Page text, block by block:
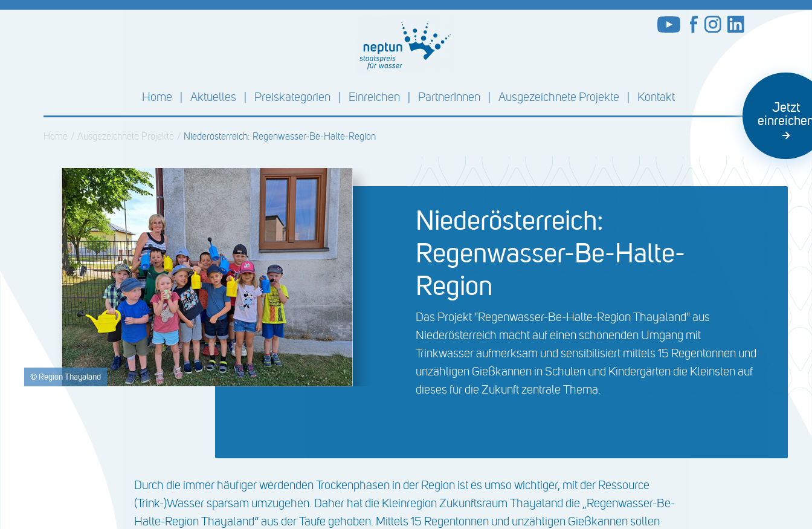
Jetzt
Home Aktuelles Preiskategorien Einreichen PartnerInnen Ausgezeichnete Projekte Kontakt
Home / Ausgezeichnete Projekte / Niederösterreich: Regenwasser-Be-Halte-Region
© Region Thayaland
Niederösterreich:
Regenwasser-Be-Halte-
Region
Das Projekt "Regenwasser-Be-Halte-Region Thayaland" aus
Niederösterreich macht auf einen schonenden Umgang mit
Trinkwasser aufmerksam und sensibilisiert mittels 15 Regentonnen und
unzähligen Gießkannen in Schulen und Kindergärten die Kleinsten auf
dieses für die Zukunft zentrale Thema.
Durch die immer häufiger werdenden Trockenphasen in der Region ist es umso wichtiger, mit der Ressource
(Trink-)Wasser sparsam umzugehen. Daher hat die Kleinregion Zukunftsraum Thayaland die „Regenwasser-Be-
Halte-Region Thayaland“ aus der Taufe gehoben. Mittels 15 Regentonnen und unzähligen Gießkannen sollen